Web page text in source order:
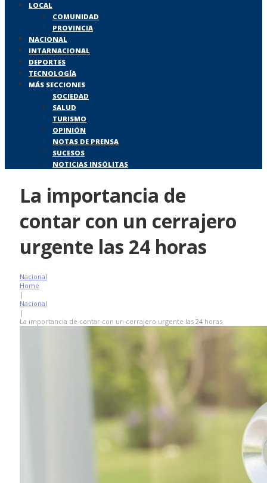
LOCAL
COMUNIDAD
PROVINCIA
NACIONAL
INTARNACIONAL
DEPORTES
TECNOLOGÍA
MÁS SECCIONES
SOCIEDAD
SALUD
TURISMO
OPINIÓN
NOTAS DE PRENSA
SUCESOS
NOTICIAS INSÓLITAS
La importancia de
contar con un cerrajero
urgente las 24 horas
Nacional
Home
|
Nacional
|
La importancia de contar con un cerrajero urgente las 24 horas